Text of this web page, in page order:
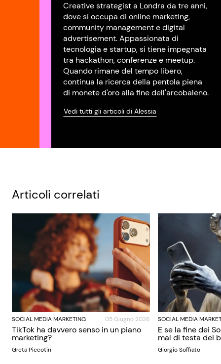
Creative strategist a Londra da tre anni,
dove si occupa di online marketing,
community management e digital
advertisement. Appassionata di
tecnologia e startup, si tiene impegnata
tra hackathon, conferenze e meetup.
Quando rimane del tempo libero,
continua la ricerca della pentola piena
di monete d'oro alla fine dell'arcobaleno.
Vedi tutti gli articoli di Alessia
Articoli correlati
SOCIAL MEDIA MARKETING 05 Giugno 2026
TikTok ha davvero senso in un piano
marketing?
Greta Piccotin
SOCIAL MEDIA
E se la fine dei
mal di testa dei
Giorgio Soffiato